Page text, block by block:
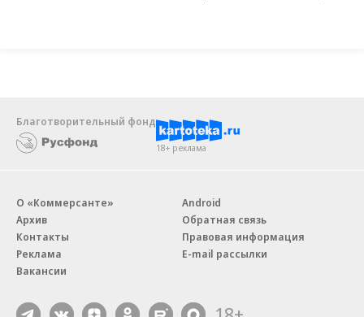
Благотворительный фонд
18+ реклама
О «Коммерсанте»
Архив
Контакты
Реклама
Вакансии
Android
Обратная связь
Правовая информация
E-mail рассылки